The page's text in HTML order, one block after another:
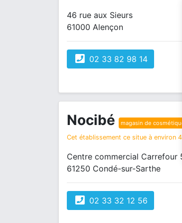
46 rue aux Sieurs
61000 Alençon
02 33 82 98 14
Nocibé magasin de
Cet établissement ce situe à environ
Centre commercial Carrefour
61250 Condé-sur-Sarthe
02 33 32 12 56